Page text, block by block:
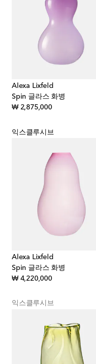
Alexa Lixfeld
Spin 글라스 화병
₩ 2,875,000original price
익스클루시브
Alexa Lixfeld
Spin 글라스 화병
₩ 4,220,000original price
익스클루시브